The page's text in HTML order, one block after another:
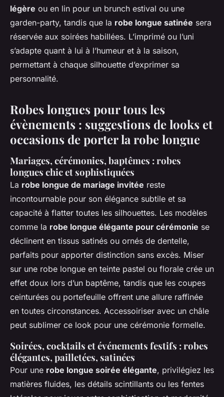
légère ou en lin pour un brunch estival ou une
garden-party, tandis que la robe longue satinée sera
réservée aux soirées habillées. L’imprimé ou l’uni
s’adapte quant à lui à l’humeur et à la saison,
permettant à chaque silhouette d’exprimer sa
personnalité.
Robes longues pour tous les
évènements : suggestions de looks et
occasions de porter la robe longue
Mariages, cérémonies, baptêmes : robes
longues chic et sophistiquées
La robe longue de mariage invitée reste
incontournable pour son élégance subtile et sa
capacité à flatter toutes les silhouettes. Les modèles
comme la robe longue élégante pour cérémonie se
déclinent en tissus satinés ou ornés de dentelle,
parfaits pour apporter distinction sans excès. Miser
sur une robe longue en teinte pastel ou florale crée un
effet doux lors d’un baptême, tandis que les coupes
ceinturées ou portefeuille offrent une allure raffinée
en toutes circonstances. Accessoiriser avec un châle
peut sublimer ce look pour une cérémonie formelle.
Soirées, cocktails et événements festifs : robes
élégantes, pailletées, satinées
Pour une robe longue soirée élégante, privilégiez les
matières fluides, les détails scintillants ou les fentes